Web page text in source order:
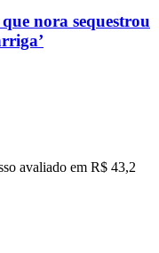
nora sequestrou
avaliado em R$ 43,2